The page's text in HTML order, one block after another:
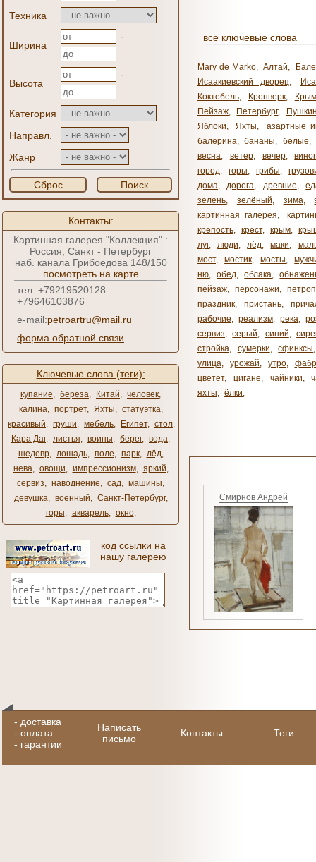
Техника
Ширина
-
Высота
-
Категория
Направл.
Жанр
Сброс Поиск
Контакты:
Картинная галерея "Коллекция" :
Россия, Санкт - Петербург
наб. канала Грибоедова 148/150
посмотреть на карте
тел: +79219520128
+79646103876
e-mail:petroartru@mail.ru
форма обратной связи
Ключевые слова (теги):
купание, берёза, Китай, человек,
калина, портрет, Яхты, статуэтка,
красивый, груши, мебель, Египет, стол,
Кара Даг, листья, воины, берег, вода,
шедевр, лошадь, поле, парк, лёд,
нева, овощи, импрессионизм, яркий,
сервиз, наводнение, сад, машины,
девушка, военный, Санкт-Петербург,
горы, акварель, окно,
код ссылки на
нашу галерею
все ключевые слова
Mary de Marko, Алтай,
Исаакиевский дворец,
Коктебель, Кронверк,
Крым
Пейзаж, Петербург,
Яблоки, Яхты,
азартные
балерина, бананы, белые,
весна, ветер, вечер,
город, горы, грибы,
дома, дорога, древние,
зелень, зелёный, зима,
картинная галерея,
крепость, крест, крым,
луг, люди, лёд, маки,
мост, мостик, мосты,
ню, обед, облака,
пейзаж, персонажи,
праздник, пристань,
рабочие, реализм, река,
сервиз, серый, синий,
стройка, сумерки, сфинксы
улица, урожай, утро,
цветёт, цигане, чайники,
яхты, ёлки,
Смирнов Андрей
- доставка
- оплата
- гарантии
Написать
письмо
Контакты Теги